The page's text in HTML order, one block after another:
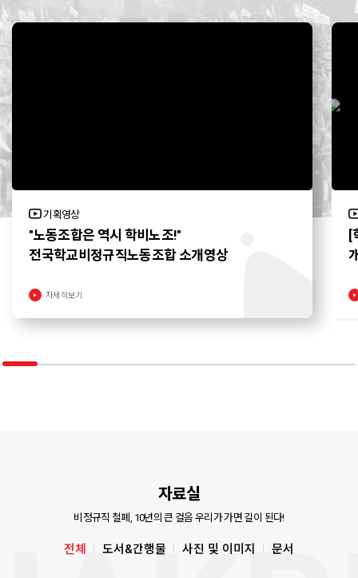
기획영상
"노동조합은 역시 학비노조!"
전국학교비정규직노동조합 소개영상
자세히보기
[
자료실
비정규직 철폐, 10년의 큰 걸음 우리가 가면 길이 된다!
전체 도서&간행물 사진 및 이미지 문서